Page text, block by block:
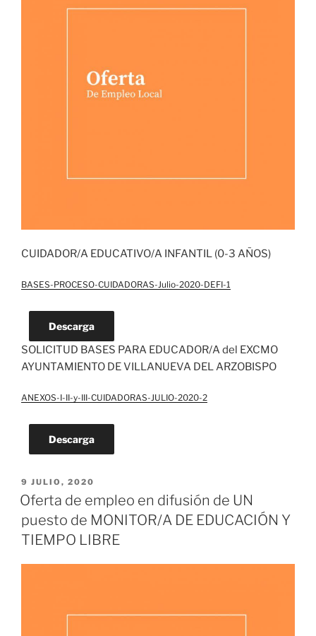
CUIDADOR/A EDUCATIVO/A INFANTIL (0-3 AÑOS)
BASES-PROCESO-CUIDADORAS-Julio-2020-DEFI-1
Descarga
SOLICITUD BASES PARA EDUCADOR/A del EXCMO
AYUNTAMIENTO DE VILLANUEVA DEL ARZOBISPO
ANEXOS-I-II-y-III-CUIDADORAS-JULIO-2020-2
Descarga
PUBLICADO
EL
9 JULIO, 2020
Oferta de empleo en difusión de UN
puesto de MONITOR/A DE EDUCACIÓN Y
TIEMPO LIBRE